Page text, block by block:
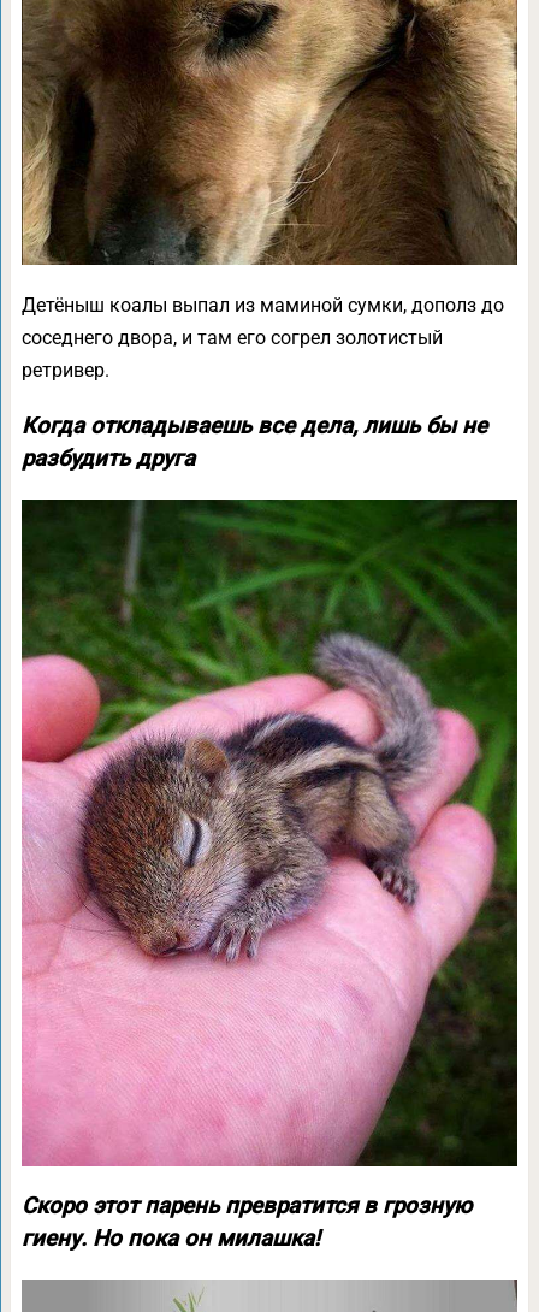
Детёныш коалы выпал из маминой сумки, дополз до
соседнего двора, и там его согрел золотистый
ретривер.
Когда откладываешь все дела, лишь бы не
разбудить друга
Скоро этот парень превратится в грозную
гиену. Но пока он милашка!